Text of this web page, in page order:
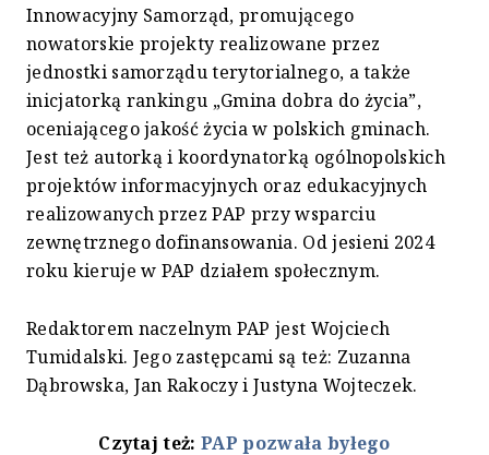
Innowacyjny Samorząd, promującego
nowatorskie projekty realizowane przez
jednostki samorządu terytorialnego, a także
inicjatorką rankingu „Gmina dobra do życia”,
oceniającego jakość życia w polskich gminach.
Jest też autorką i koordynatorką ogólnopolskich
projektów informacyjnych oraz edukacyjnych
realizowanych przez PAP przy wsparciu
zewnętrznego dofinansowania. Od jesieni 2024
roku kieruje w PAP działem społecznym.
Redaktorem naczelnym PAP jest Wojciech
Tumidalski. Jego zastępcami są też: Zuzanna
Dąbrowska, Jan Rakoczy i Justyna Wojteczek.
Czytaj też:PAP pozwała byłego